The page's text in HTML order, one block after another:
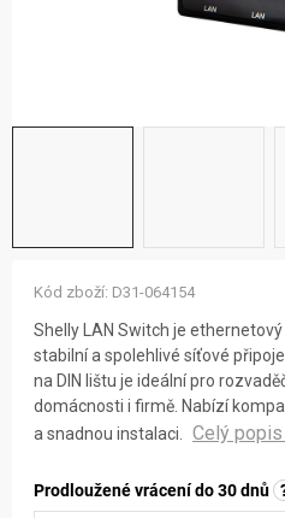
Shelly LAN Switch je
stabilní a spolehlivé síťové
na DIN lištu je ideální pro
domácnosti i firmě. Nabízí
a snadnou instalaci.
Prodloužené vrácení do 30 dnů
Kód zboží: D31-064154